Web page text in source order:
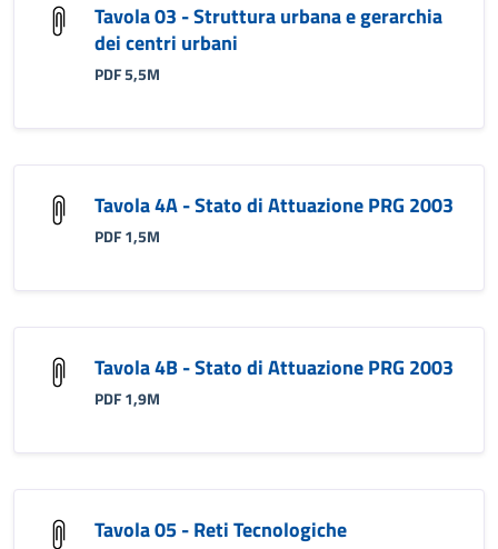
Tavola 03 - Struttura urbana e gerarchia
dei centri urbani
PDF 5,5M
Tavola 4A - Stato di Attuazione PRG 2003
PDF 1,5M
Tavola 4B - Stato di Attuazione PRG 2003
PDF 1,9M
Tavola 05 - Reti Tecnologiche